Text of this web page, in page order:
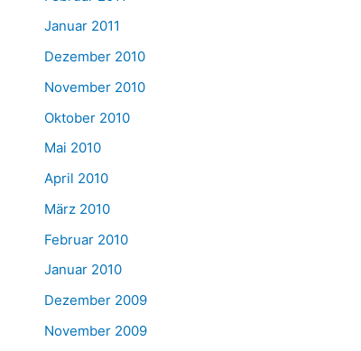
Januar 2011
Dezember 2010
November 2010
Oktober 2010
Mai 2010
April 2010
März 2010
Februar 2010
Januar 2010
Dezember 2009
November 2009